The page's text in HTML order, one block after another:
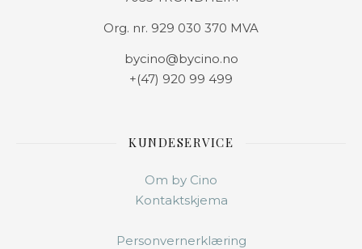
Org. nr. 929 030 370 MVA
bycino@bycino.no
+(47) 920 99 499
KUNDESERVICE
Om by Cino
Kontaktskjema
Personvernerklæring